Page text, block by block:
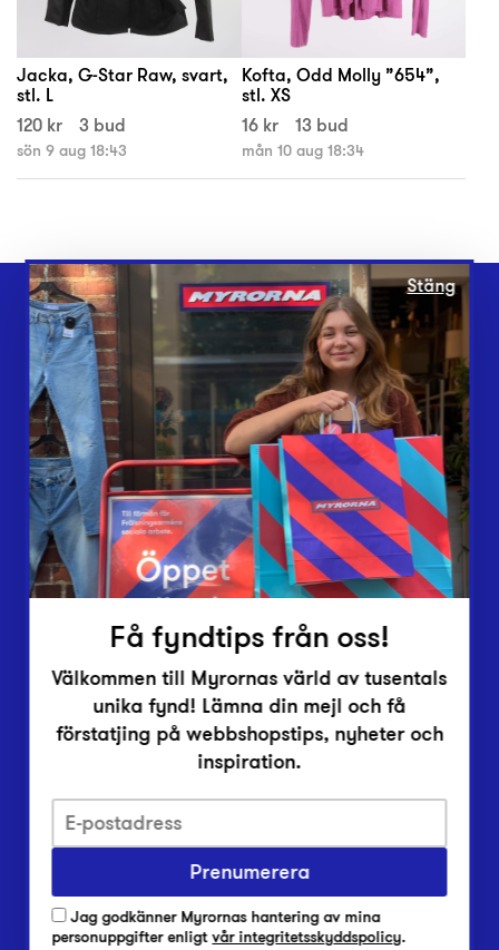
Jacka, G-Star Raw, svart,
stl. L
120 kr
3 bud
sön 9 aug 18:43
Kofta, Odd Molly ”654”,
stl. XS
16 kr
13 bud
mån 10 aug 18:34
Webbshop
Butiker
Lämna in
Vårt överskott
Inlämningsplatser
Om Myrorna
Lediga jobb
Pressrum
Integritetsskyddspolicy
Har du frågor om onlineköp, leverans eller retur?
Har du frågor om vår verksamhet?
Vanliga frågor om Myrorna
Stäng
Få fyndtips från oss!
Välkommen till Myrornas värld av tusentals
unika fynd! Lämna din mejl och få
förstatjing på webbshopstips, nyheter och
inspiration.
Prenumerera
Jag godkänner Myrornas hantering av mina
personuppgifter enligtvår integritetsskyddspolicy.